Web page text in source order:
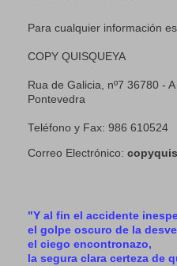
Para cualquier información
COPY QUISQUEYA
Rua de Galicia, nº7 36780 -
Pontevedra
Teléfono y Fax: 986 610524
Correo Electrónico:
"Y al fin el accidente
el golpe oscuro de la
el ciego encontronazo,
la segura clara certeza de